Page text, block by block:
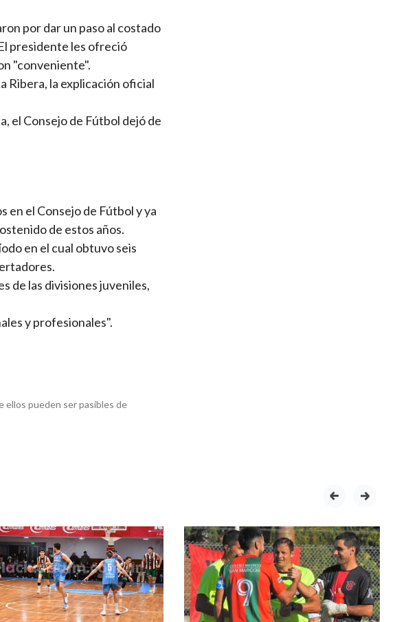
por dar un paso al costado
presidente les ofreció
"conveniente".
Ribera, la explicación oficial
el Consejo de Fútbol dejó de
en el Consejo de Fútbol y ya
de estos años.
en el cual obtuvo seis
de las divisiones juveniles,
y profesionales".
ellos pueden ser pasibles de
prev next